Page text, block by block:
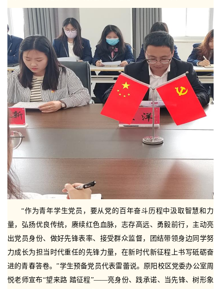
“作为青年学生党员，要从党的百年奋斗历程中汲取智慧和力
量，弘扬优良传统，赓续红色血脉，志存高远、勇毅前行，主动亮
出党员身份、做好先锋表率、接受群众监督，团结带领身边同学努
力成长为担当时代重任的先锋力量，在新时代新征程上书写砥砺奋
进的青春答卷。”学生预备党员代表雷蕾说。原阳校区党委办公室周
悦老师宣布“望来路 踏征程”——亮身份、践承诺、当先锋、树形象